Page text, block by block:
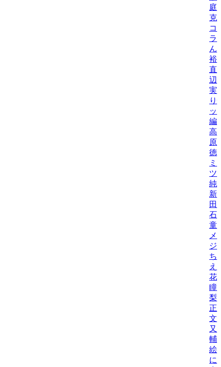
庭/
克
コ
ラ
ん
裕/
直
辺
実/
り
ッ
編
高
原
徳/
ミ
ツ
純/
新
田
石
童
メ
ジ
ち
え
花
瞳/
梨
正
文
又
輔/
絵
に